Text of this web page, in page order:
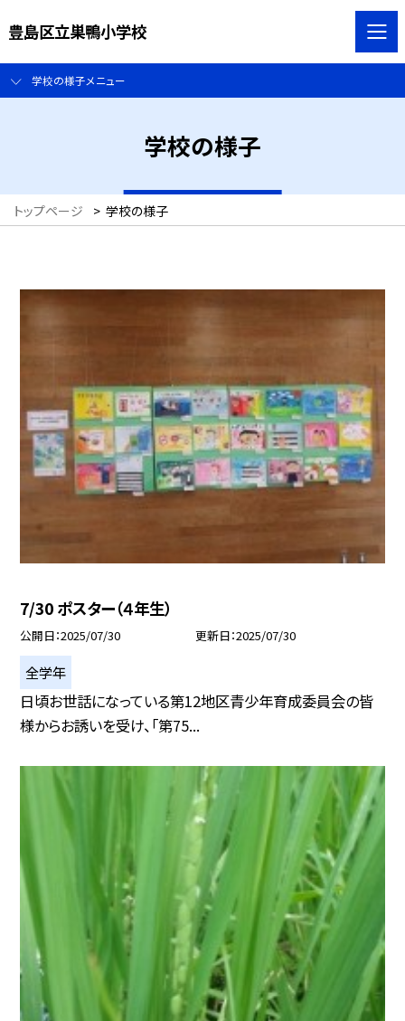
豊島区立巣鴨小学校
学校の様子メニュー
学校の様子
トップページ > 学校の様子
7/30 ポスター（４年生）
公開日 2025/07/30 更新日 2025/07/30
全学年
日頃お世話になっている第12地区青少年育成委員会の皆
様からお誘いを受け、「第75...